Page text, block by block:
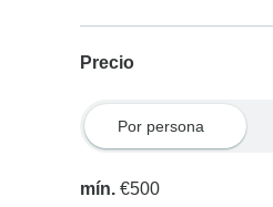
Precio
Por persona
mín.€500